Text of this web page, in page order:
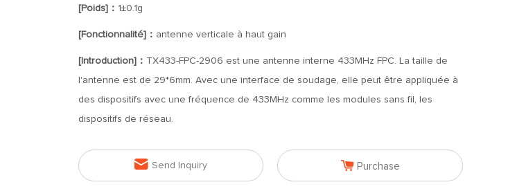
[Poids]： 1±0.1g
[Fonctionnalité]： antenne verticale à haut gain
[Introduction]： TX433-FPC-2906 est une antenne interne 433MHz FPC. La taille de
l'antenne est de 29*6mm. Avec une interface de soudage, elle peut être appliquée à
des dispositifs avec une fréquence de 433MHz comme les modules sans fil, les
dispositifs de réseau.
 Send Inquiry  Purchase